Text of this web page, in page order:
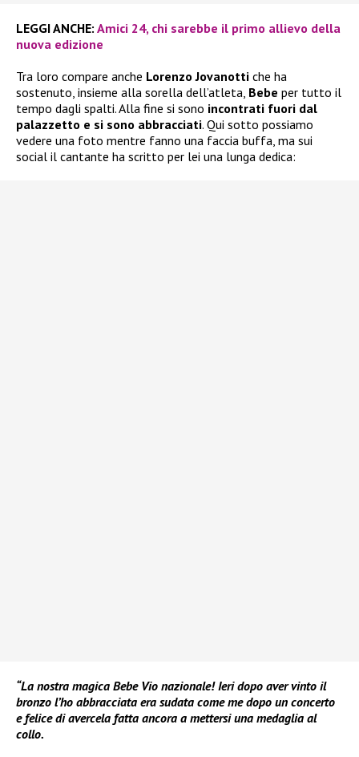
LEGGI ANCHE: Amici 24, chi sarebbe il primo allievo della
nuova edizione
Tra loro compare anche Lorenzo Jovanotti che ha
sostenuto, insieme alla sorella dell’atleta, Bebe per tutto il
tempo dagli spalti. Alla fine si sono incontrati fuori dal
palazzetto e si sono abbracciati. Qui sotto possiamo
vedere una foto mentre fanno una faccia buffa, ma sui
social il cantante ha scritto per lei una lunga dedica:
“La nostra magica Bebe Vio nazionale! Ieri dopo aver vinto il
bronzo l’ho abbracciata era sudata come me dopo un concerto
e felice di avercela fatta ancora a mettersi una medaglia al
collo.